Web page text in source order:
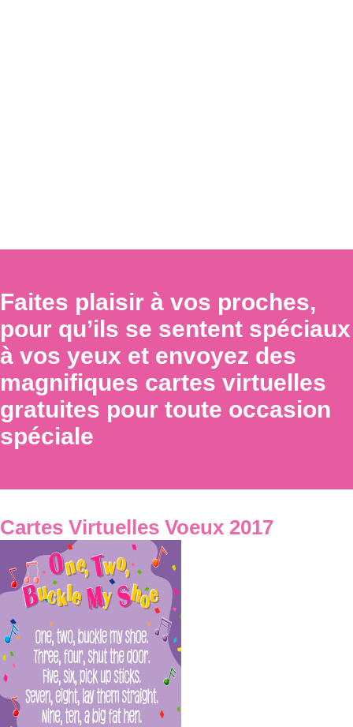
Faites plaisir à vos proches,
pour qu’ils se sentent spéciaux
à vos yeux et envoyez des
magnifiques cartes virtuelles
gratuites pour toute occasion
spéciale
Cartes Virtuelles Voeux 2017